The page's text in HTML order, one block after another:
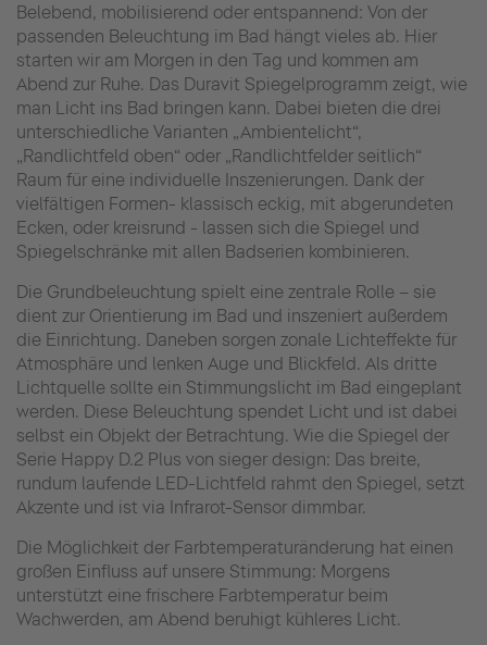
Belebend, mobilisierend oder entspannend: Von der
passenden Beleuchtung im Bad hängt vieles ab. Hier
starten wir am Morgen in den Tag und kommen am
Abend zur Ruhe. Das Duravit Spiegelprogramm zeigt, wie
man Licht ins Bad bringen kann. Dabei bieten die drei
unterschiedliche Varianten „Ambientelicht“,
„Randlichtfeld oben“ oder „Randlichtfelder seitlich“
Raum für eine individuelle Inszenierungen. Dank der
vielfältigen Formen- klassisch eckig, mit abgerundeten
Ecken, oder kreisrund - lassen sich die Spiegel und
Spiegelschränke mit allen Badserien kombinieren.
Die Grundbeleuchtung spielt eine zentrale Rolle – sie
dient zur Orientierung im Bad und inszeniert außerdem
die Einrichtung. Daneben sorgen zonale Lichteffekte für
Atmosphäre und lenken Auge und Blickfeld. Als dritte
Lichtquelle sollte ein Stimmungslicht im Bad eingeplant
werden. Diese Beleuchtung spendet Licht und ist dabei
selbst ein Objekt der Betrachtung. Wie die Spiegel der
Serie Happy D.2 Plus von sieger design: Das breite,
rundum laufende LED-Lichtfeld rahmt den Spiegel, setzt
Akzente und ist via Infrarot-Sensor dimmbar.
Die Möglichkeit der Farbtemperaturänderung hat einen
großen Einfluss auf unsere Stimmung: Morgens
unterstützt eine frischere Farbtemperatur beim
Wachwerden, am Abend beruhigt kühleres Licht.